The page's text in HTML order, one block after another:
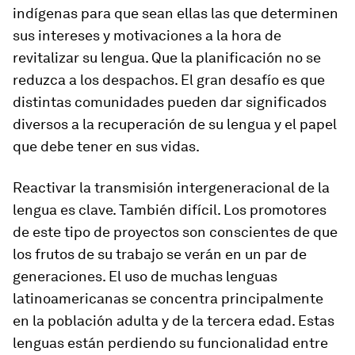
indígenas para que sean ellas las que determinen
sus intereses y motivaciones a la hora de
revitalizar su lengua. Que la planificación no se
reduzca a los despachos. El gran desafío es que
distintas comunidades pueden dar significados
diversos a la recuperación de su lengua y el papel
que debe tener en sus vidas.
Reactivar la transmisión intergeneracional de la
lengua es clave. También difícil. Los promotores
de este tipo de proyectos son conscientes de que
los frutos de su trabajo se verán en un par de
generaciones. El uso de muchas lenguas
latinoamericanas se concentra principalmente
en la población adulta y de la tercera edad. Estas
lenguas están perdiendo su funcionalidad entre